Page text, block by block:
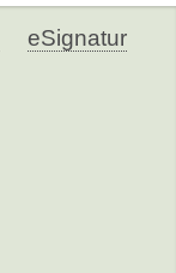
eSignatur